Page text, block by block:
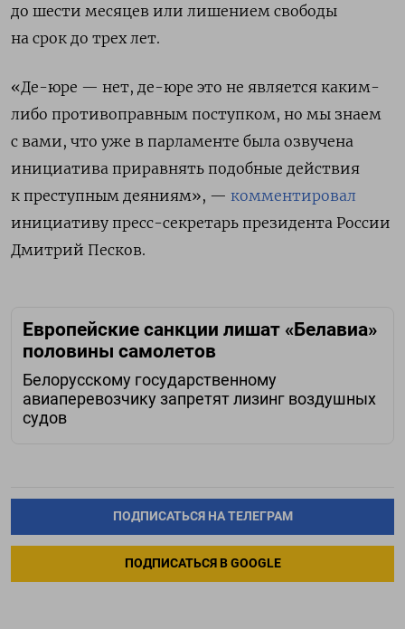
до шести месяцев или лишением свободы
на срок до трех лет.
«Де-юре — нет, де-юре это не является каким-
либо противоправным поступком, но мы знаем
с вами, что уже в парламенте была озвучена
инициатива приравнять подобные действия
к преступным деяниям», — комментировал
инициативу пресс-секретарь президента России
Дмитрий Песков.
Европейские санкции лишат «Белавиа»
половины самолетов
Белорусскому государственному
авиаперевозчику запретят лизинг воздушных
судов
ПОДПИСАТЬСЯ НА ТЕЛЕГРАМ
ПОДПИСАТЬСЯ В GOOGLE